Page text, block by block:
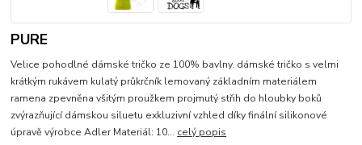
PURE
Velice pohodlné dámské tričko ze 100% bavlny. dámské tričko s velmi
krátkým rukávem kulatý průkrčník lemovaný základním materiálem
ramena zpevněna všitým proužkem projmutý střih do hloubky boků
zvýrazňující dámskou siluetu exkluzivní vzhled díky finální silikonové
úpravě výrobce Adler Materiál: 10... celý popis